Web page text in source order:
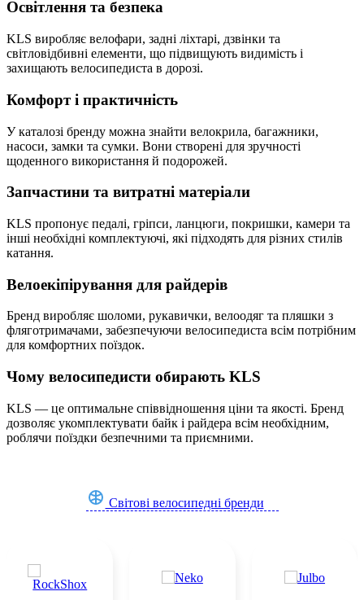
Велосипедні багажники
(1)
Захист
(1)
Інструмент для ланцюга
(1)
Камери велосипедні
(1)
Наколінники та налокітники
(1)
Оболонки Підшоломники
Ріжки Тримачі телефонів
Освітлення та безпека
KLS виробляє велофари, задні ліхтарі, дзвінки та
світловідбивні елементи, що підвищують видимість і
захищають велосипедиста в дорозі.
Комфорт і практичність
У каталозі бренду можна знайти велокрила, багажники,
насоси, замки та сумки. Вони створені для зручності
щоденного використання й подорожей.
Запчастини та витратні матеріали
KLS пропонує педалі, гріпси, ланцюги, покришки, камери та
інші необхідні комплектуючі, які підходять для різних стилів
катання.
Велоекіпірування для райдерів
Бренд виробляє шоломи, рукавички, велоодяг та пляшки з
фляготримачами, забезпечуючи велосипедиста всім потрібним
для комфортних поїздок.
Чому велосипедисти обирають KLS
KLS — це оптимальне співвідношення ціни та якості. Бренд
дозволяє укомплектувати байк і райдера всім необхідним,
роблячи поїздки безпечними та приємними.
Світові велосипедні бренди